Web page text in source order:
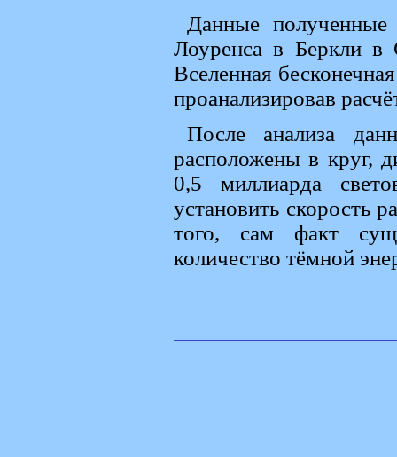
Данные
Лоуренса в Беркли
Вселенная
проанализировав
После анализа
расположены в круг,
0,5 миллиарда
установить скорость
того, сам факт
количество тёмной